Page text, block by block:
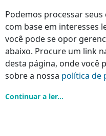
Podemos processar seus
com base em interesses
você pode se opor
abaixo. Procure um link
desta página, onde você
sobre a nossa política de
Continuar a ler...
Rua dos Polomes
Seg - Sex:
09:00 - 13:00
14:30 - 18:30